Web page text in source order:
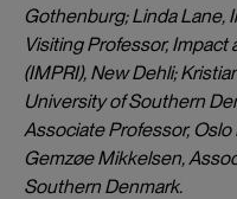
Gothenburg; Linda Lane,
Visiting Professor,
(IMPRI), New Dehli;
University of Southern
Associate Professor,
Gemzøe Mikkelsen,
Southern Denmark.